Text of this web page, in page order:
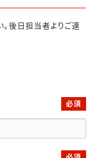
後日担当者よりご連
必須